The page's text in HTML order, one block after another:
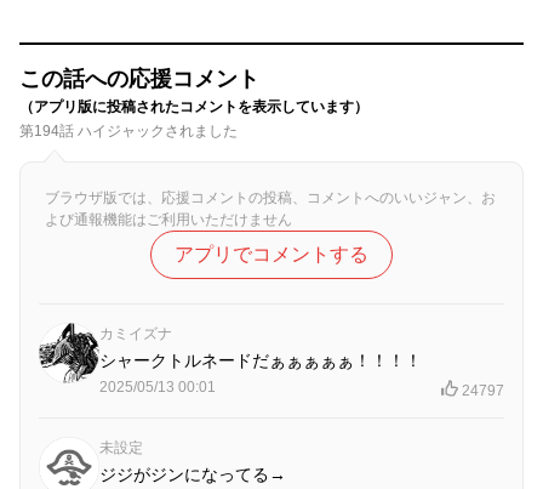
この話への応援コメント
（アプリ版に投稿されたコメントを表示しています）
第194話 ハイジャックされました
ブラウザ版では、応援コメントの投稿、コメントへのいいジャン、お
よび通報機能はご利用いただけません
アプリでコメントする
カミイズナ
シャークトルネードだぁぁぁぁぁ！！！！
2025/05/13 00:01 24797
未設定
ジジがジンになってる→